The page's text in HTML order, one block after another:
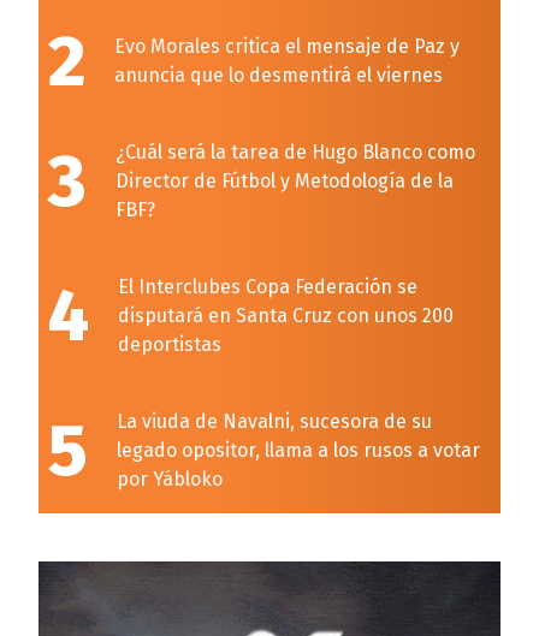
2
Evo Morales critica el mensaje de Paz y
anuncia que lo desmentirá el viernes
3
¿Cuál será la tarea de Hugo Blanco como
Director de Fútbol y Metodología de la
FBF?
4
El Interclubes Copa Federación se
disputará en Santa Cruz con unos 200
deportistas
5
La viuda de Navalni, sucesora de su
legado opositor, llama a los rusos a votar
por Yábloko